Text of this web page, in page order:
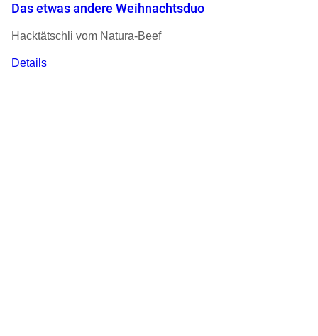
Das etwas andere Weihnachtsduo
Hacktätschli vom Natura-Beef
Details